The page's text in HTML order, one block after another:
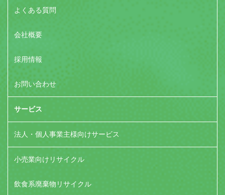
よくある質問
会社概要
採用情報
お問い合わせ
サービス
法人・個人事業主様向けサービス
小売業向けリサイクル
飲食系廃棄物リサイクル